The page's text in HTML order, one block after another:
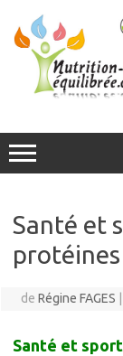
contenu
Santé et
protéines
de Régine FAGES
Santé et